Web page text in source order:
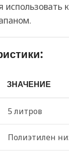
ЗНАЧЕНИЕ
5 литров
Полиэтилен